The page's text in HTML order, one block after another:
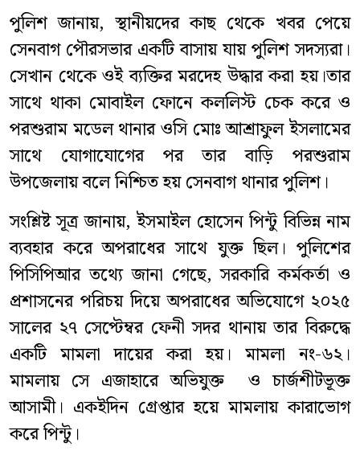
‎‎পুলিশ জানায়, স্থানীয়দের কাছ থেকে খবর পেয়ে
সেনবাগ পৌরসভার একটি বাসায় যায় পুলিশ সদস্যরা।
সেখান থেকে ওই ব্যক্তির মরদেহ উদ্ধার করা হয়।তার
সাথে থাকা মোবাইল ফোনে কললিস্ট চেক করে ও
পরশুরাম মডেল থানার ওসি মোঃ আশ্রাফুল ইসলামের
সাথে যোগাযোগের পর তার বাড়ি পরশুরাম
উপজেলায় বলে নিশ্চিত হয় সেনবাগ থানার পুলিশ।
‎‎সংশ্লিষ্ট সূত্র জানায়, ইসমাইল হোসেন পিন্টু বিভিন্ন নাম
ব্যবহার করে অপরাধের সাথে যুক্ত ছিল। পুলিশের
পিসিপিআর তথ্যে জানা গেছে, সরকারি কর্মকর্তা ও
প্রশাসনের পরিচয় দিয়ে অপরাধের অভিযোগে ২০২৫
সালের ২৭ সেপ্টেম্বর ফেনী সদর থানায় তার বিরুদ্ধে
একটি মামলা দায়ের করা হয়। মামলা নং-৬২।
মামলায় সে এজাহারে অভিযুক্ত ও চার্জশীটভূক্ত
আসামী। একইদিন গ্রেপ্তার হয়ে মামলায় কারাভোগ
করে পিন্টু।